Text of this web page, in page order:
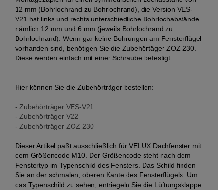
12 mm (Bohrlochrand zu Bohrlochrand), die Version VES-
V21 hat links und rechts unterschiedliche Bohrlochabstände,
nämlich 12 mm und 6 mm (jeweils Bohrlochrand zu
Bohrlochrand). Wenn gar keine Bohrungen am Fensterflügel
vorhanden sind, benötigen Sie die Zubehörtäger ZOZ 230.
Diese werden einfach mit einer Schraube befestigt.
Hier können Sie die Zubehörträger bestellen:
- Zubehörträger VES-V21
- Zubehörträger V22
- Zubehörträger ZOZ 230
Dieser Artikel paßt ausschließlich für VELUX Dachfenster mit
dem Größencode M10. Der Größencode steht nach dem
Fenstertyp im Typenschild des Fensters. Das Schild finden
Sie an der schmalen, oberen Kante des Fensterflügels. Um
das Typenschild zu sehen, entriegeln Sie die Lüftungsklappe